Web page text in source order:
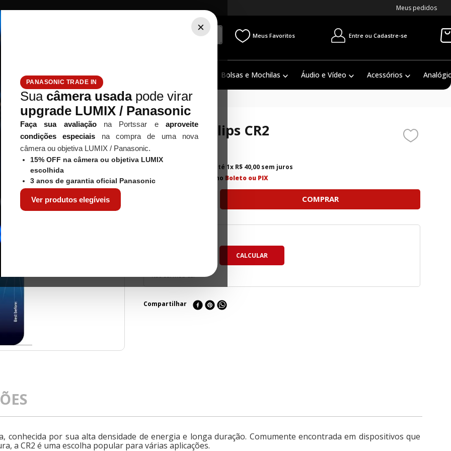
×
PANASONIC TRADE IN
Sua câmera usadapode virar
upgrade LUMIX / Panasonic
Faça sua avaliaçãona Portssar eaproveite
condições especiais na compra de uma nova
câmera ou objetiva LUMIX / Panasonic.
15% OFF na câmera ou objetiva LUMIX
escolhida
3 anos de garantia oficial Panasonic
Ver produtos elegíveis
Meus pedidos
Meus Favoritos Entre ou Cadastre-se
Tripé / Monopé Estúdio / Iluminação Bolsas e Mochilas Áudio e Vídeo Acessórios
CR2
PHILIPS
Bateria Philips CR2
R$ Em até 1x R$ 40,00 sem juros
ou por
à vista no Boleto ou PIX
COMPRAR
Não sei meu CEP
Compartilhar
conhecida por sua alta densidade de energia e longa duração. Comumente encontrada em dispositivos que
a CR2 é uma escolha popular para várias aplicações.